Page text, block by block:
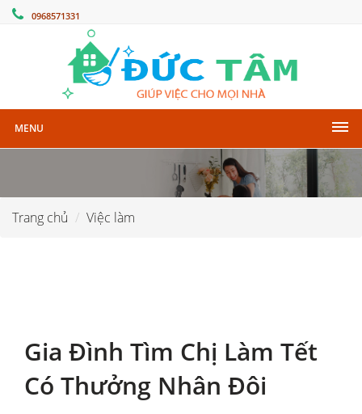
0968571331
MENU
Trang chủ Việc làm
Gia Đình Tìm Chị Làm Tết
Có Thưởng Nhân Đôi